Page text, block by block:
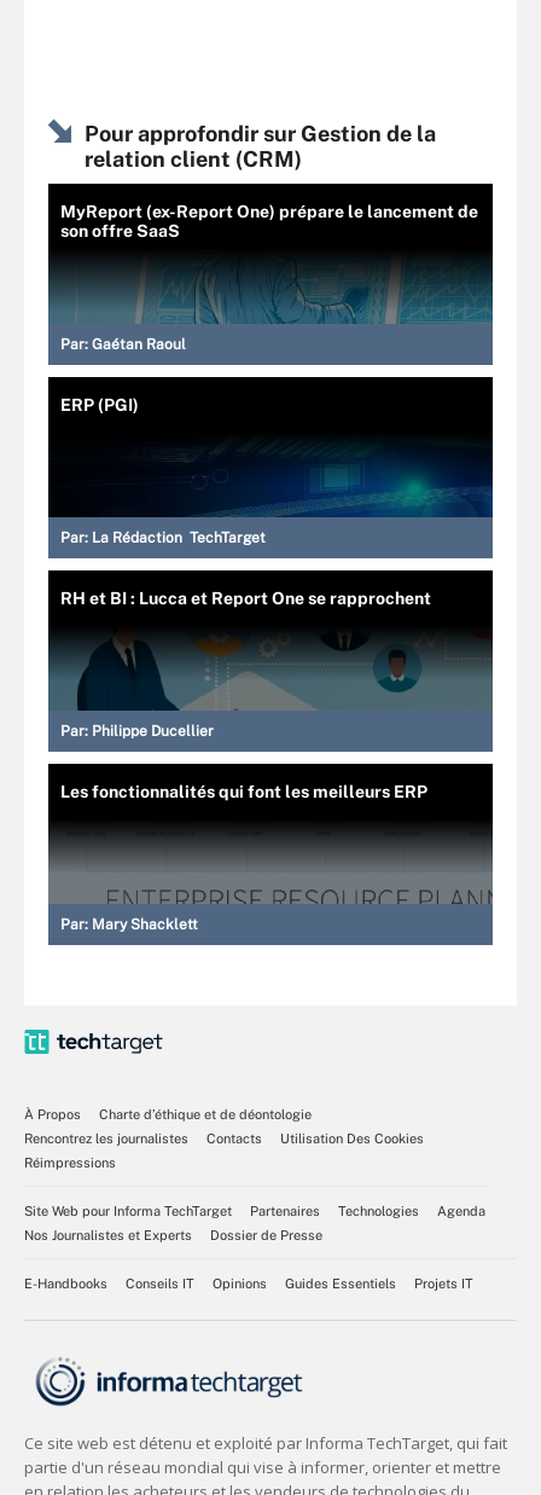
Pour approfondir sur Gestion de la
relation client (CRM)
MyReport (ex-Report One) prépare le lancement de
son offre SaaS
Par: Gaétan Raoul
ERP (PGI)
Par: La Rédaction TechTarget
RH et BI : Lucca et Report One se rapprochent
Par: Philippe Ducellier
Les fonctionnalités qui font les meilleurs ERP
Par: Mary Shacklett
À Propos
Charte d’éthique et de déontologie
Rencontrez les journalistes
Contacts
Utilisation Des Cookies
Réimpressions
Site Web pour Informa TechTarget Partenaires Technologies
Agenda
Nos Journalistes et Experts
Dossier de Presse
E-Handbooks Conseils IT Opinions Guides Essentiels Projets IT